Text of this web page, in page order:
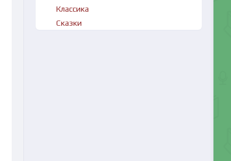
Классика
Сказки